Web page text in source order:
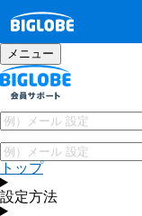
メニュー
トップ
設定方法